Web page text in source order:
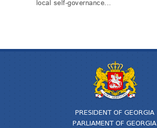
local self-governance...
PRESIDENT OF GEORGIA
PARLIAMENT OF GEORGIA